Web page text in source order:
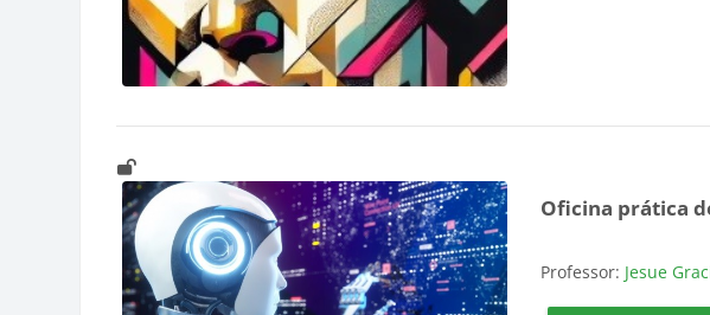
Oficina prática
Professor: Jesue